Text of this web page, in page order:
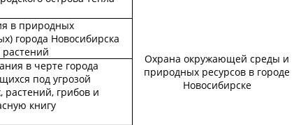
Охрана окружающей среды и
природных ресурсов в городе
Новосибирске
в природных
города Новосибирска
в черте города
под угрозой
грибов и
книгу